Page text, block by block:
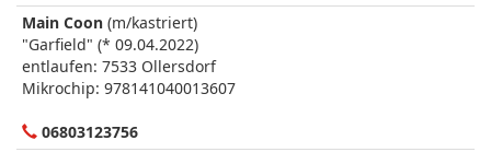
Main Coon (m/kastriert)
"Garfield" (* 09.04.2022)
entlaufen: 7533 Ollersdorf
Mikrochip: 978141040013607
06803123756